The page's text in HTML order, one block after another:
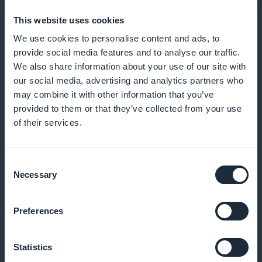
This website uses cookies
We use cookies to personalise content and ads, to
provide social media features and to analyse our traffic.
We also share information about your use of our site with
our social media, advertising and analytics partners who
may combine it with other information that you’ve
provided to them or that they’ve collected from your use
of their services.
Selection
Necessary
Preferences
Statistics
Detaljeret analyse af abonnenternes
adfærd
Evaluer effektiviteten af dit indhold for at forbedre
dine tilbud og maksimere brugernes engagement
Fremhæv abonnementer direkte på din startside for
at øge konverteringer og synligheden af dine tilbud
Ingen provision på